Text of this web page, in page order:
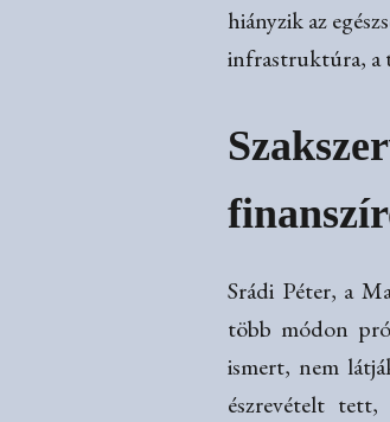
hiányzik az
infrastruktúra, a
Srádi Péter, a
több módon
ismert, nem
észrevételt tett,